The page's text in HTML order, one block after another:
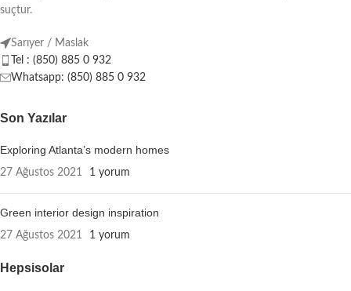
suçtur.
Sarıyer / Maslak
Tel : (850) 885 0 932
Whatsapp: (850) 885 0 932
Son Yazılar
Exploring Atlanta’s modern homes
27 Ağustos 2021 1 yorum
Green interior design inspiration
27 Ağustos 2021 1 yorum
Hepsisolar